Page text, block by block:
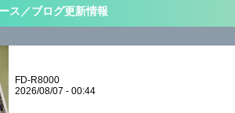
ス／ブログ更新情報
FD-R8000
2026/08/07 - 00:44